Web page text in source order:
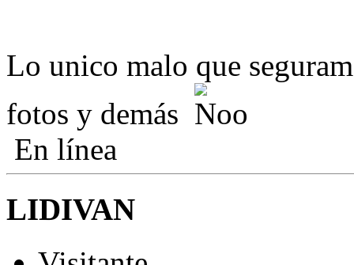
Lo unico malo que
fotos y demás
En línea
LIDIVAN